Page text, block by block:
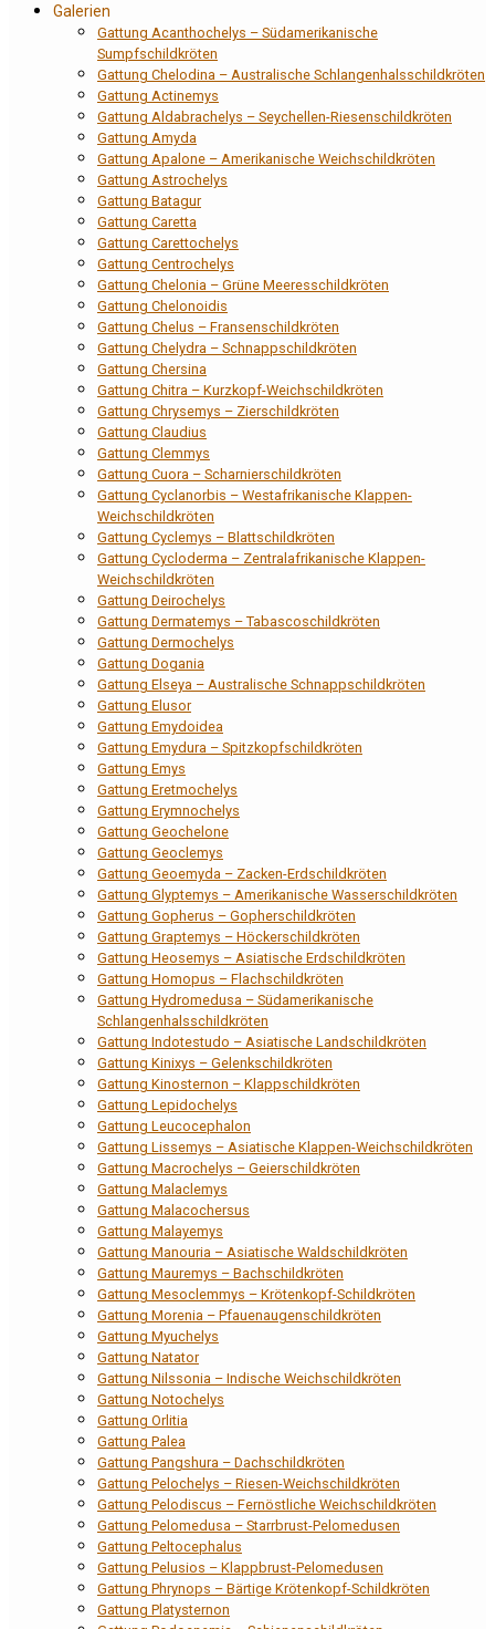
Galerien
Gattung Acanthochelys – Südamerikanische
Sumpfschildkröten
Gattung Chelodina – Australische Schlangenhalsschildkröten
Gattung Actinemys
Gattung Aldabrachelys – Seychellen-Riesenschildkröten
Gattung Amyda
Gattung Apalone – Amerikanische Weichschildkröten
Gattung Astrochelys
Gattung Batagur
Gattung Caretta
Gattung Carettochelys
Gattung Centrochelys
Gattung Chelonia – Grüne Meeresschildkröten
Gattung Chelonoidis
Gattung Chelus – Fransenschildkröten
Gattung Chelydra – Schnappschildkröten
Gattung Chersina
Gattung Chitra – Kurzkopf-Weichschildkröten
Gattung Chrysemys – Zierschildkröten
Gattung Claudius
Gattung Clemmys
Gattung Cuora – Scharnierschildkröten
Gattung Cyclanorbis – Westafrikanische Klappen-
Weichschildkröten
Gattung Cyclemys – Blattschildkröten
Gattung Cycloderma – Zentralafrikanische Klappen-
Weichschildkröten
Gattung Deirochelys
Gattung Dermatemys – Tabascoschildkröten
Gattung Dermochelys
Gattung Dogania
Gattung Elseya – Australische Schnappschildkröten
Gattung Elusor
Gattung Emydoidea
Gattung Emydura – Spitzkopfschildkröten
Gattung Emys
Gattung Eretmochelys
Gattung Erymnochelys
Gattung Geochelone
Gattung Geoclemys
Gattung Geoemyda – Zacken-Erdschildkröten
Gattung Glyptemys – Amerikanische Wasserschildkröten
Gattung Gopherus – Gopherschildkröten
Gattung Graptemys – Höckerschildkröten
Gattung Heosemys – Asiatische Erdschildkröten
Gattung Homopus – Flachschildkröten
Gattung Hydromedusa – Südamerikanische
Schlangenhalsschildkröten
Gattung Indotestudo – Asiatische Landschildkröten
Gattung Kinixys – Gelenkschildkröten
Gattung Kinosternon – Klappschildkröten
Gattung Lepidochelys
Gattung Leucocephalon
Gattung Lissemys – Asiatische Klappen-Weichschildkröten
Gattung Macrochelys – Geierschildkröten
Gattung Malaclemys
Gattung Malacochersus
Gattung Malayemys
Gattung Manouria – Asiatische Waldschildkröten
Gattung Mauremys – Bachschildkröten
Gattung Mesoclemmys – Krötenkopf-Schildkröten
Gattung Morenia – Pfauenaugenschildkröten
Gattung Myuchelys
Gattung Natator
Gattung Nilssonia – Indische Weichschildkröten
Gattung Notochelys
Gattung Orlitia
Gattung Palea
Gattung Pangshura – Dachschildkröten
Gattung Pelochelys – Riesen-Weichschildkröten
Gattung Pelodiscus – Fernöstliche Weichschildkröten
Gattung Pelomedusa – Starrbrust-Pelomedusen
Gattung Peltocephalus
Gattung Pelusios – Klappbrust-Pelomedusen
Gattung Phrynops – Bärtige Krötenkopf-Schildkröten
Gattung Platysternon